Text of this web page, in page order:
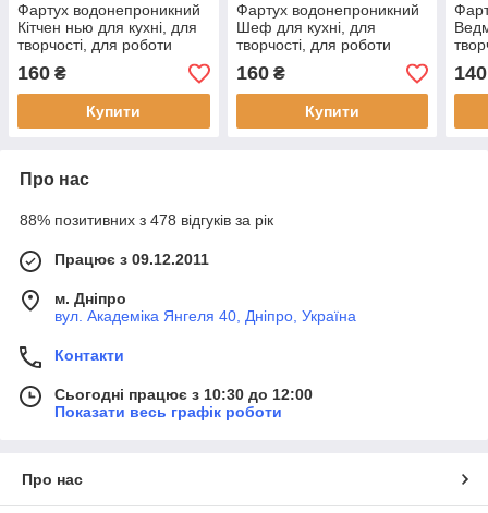
Фартух водонепроникний
Кітчен нью для кухні, для
творчості, для роботи
водовідштовхуючий
160 ₴
Купити
Фартух водонепроникний
Шеф для кухні, для
творчості, для роботи
водовідштовхуючий
160₴
Купити
140
Про нас
88% позитивних з 478 відгуків за рік
Працює з 09.12.2011
м. Дніпро
вул. Академіка Янгеля 40, Дніпро, Україна
Контакти
Сьогодні працює з 10:30 до 12:00
Показати весь графік роботи
Про нас